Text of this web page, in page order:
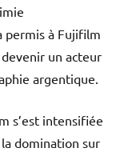
permis à Fujifilm
un acteur
argentique.
s’est intensifiée
domination sur